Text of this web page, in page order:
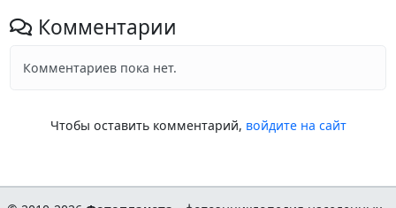
Комментарии
Комментариев пока нет.
Чтобы оставить комментарий, войдите на сайт